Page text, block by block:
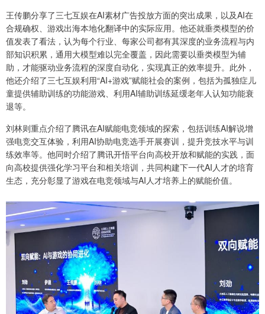
王传鹏分享了三七互娱在AI素材广告投放方面的突出成果，以及AI在
合规确权、游戏出海本地化翻译中的实际应用。他还就垂类模型的价
值发表了看法，认为每个行业、每家公司都有其深度的业务流程与内
部知识积累，通用大模型难以完全覆盖，因此需要以垂类模型为辅
助，才能驱动业务流程的深度自动化，实现真正的效率提升。此外，
他还介绍了三七互娱利用“AI+游戏”赋能社会的案例，包括为孤独症儿
童提供辅助训练的功能游戏、利用AI辅助训练延缓老年人认知功能衰
退等。
刘林则重点介绍了腾讯在AI赋能电竞领域的探索，包括训练AI解说增
强电竞交互体验，利用AI协助电竞选手开展赛训，提升竞技水平与训
练效率等。他同时介绍了腾讯开悟平台向高校开放和赋能的实践，面
向高校提供强化学习平台和相关培训，共同构建下一代AI人才的培育
生态，充分彰显了游戏在电竞领域与AI人才培养上的赋能价值。